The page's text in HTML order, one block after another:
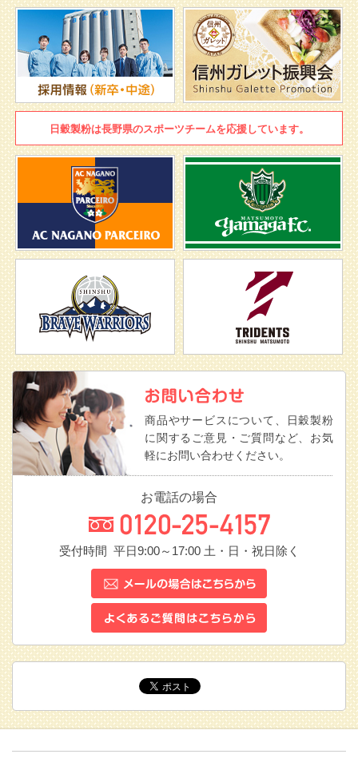
日穀製粉は長野県のスポーツチームを応援しています。
商品やサービスについて、日穀製粉
に関するご意見・ご質問など、お気
軽にお問い合わせください。
お電話の場合
受付時間 平日9:00～17:00土・日・祝日除く